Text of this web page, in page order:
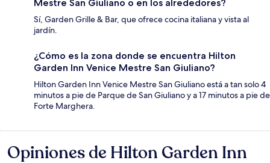
Mestre San Giuliano o en los alrededores?
Sí, Garden Grille & Bar, que ofrece cocina italiana y vista al
jardín.
¿Cómo es la zona donde se encuentra Hilton
Garden Inn Venice Mestre San Giuliano?
Hilton Garden Inn Venice Mestre San Giuliano está a tan solo 4
minutos a pie de Parque de San Giuliano y a 17 minutos a pie de
Forte Marghera.
Opiniones
Opiniones de Hilton Garden Inn